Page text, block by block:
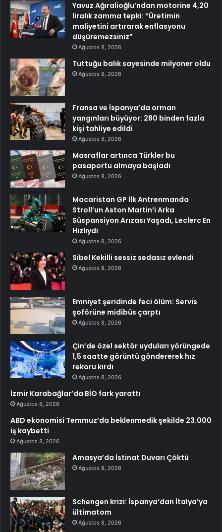
Yavuz Ağıralioğlu’ndan motorine 4,20
liralık zamma tepki: “Üretimin
maliyetini artırarak enflasyonu
düşüremezsiniz”
Ağustos 8, 2026
Tuttuğu balık sayesinde milyoner oldu
Ağustos 8, 2026
Fransa ve İspanya’da orman
yangınları büyüyor: 280 binden fazla
kişi tahliye edildi
Ağustos 8, 2026
Masraflar artınca Türkler bu
pasaportu almaya başladı
Ağustos 8, 2026
Macaristan GP İlk Antrenmanda
Stroll’un Aston Martin’i Arka
Süspansiyon Arızası Yaşadı, Leclerc En
Hızlıydı
Ağustos 8, 2026
Sibel Kekilli sessiz sedasız evlendi
Ağustos 8, 2026
Emniyet şeridinde feci ölüm: Servis
şoförüne midibüs çarptı
Ağustos 8, 2026
Çin’de özel sektör uyduları yörüngede
1,5 saatte görüntü göndererek hız
rekoru kırdı
Ağustos 8, 2026
İzmir Karabağlar’da BİO fark yarattı
Ağustos 8, 2026
ABD ekonomisi Temmuz’da beklenmedik şekilde 23.000
iş kaybetti
Ağustos 8, 2026
Amasya’da İstinat Duvarı Çöktü
Ağustos 8, 2026
Schengen krizi: İspanya’dan İtalya’ya
ültimatom
Ağustos 8, 2026